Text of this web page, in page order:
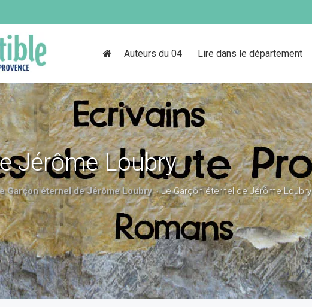
Auteurs du 04 Lire dans le département
Jérôme Loubry
Garçon éternel de Jérôme Loubry»Le Garçon éternel de Jérôme Loubry